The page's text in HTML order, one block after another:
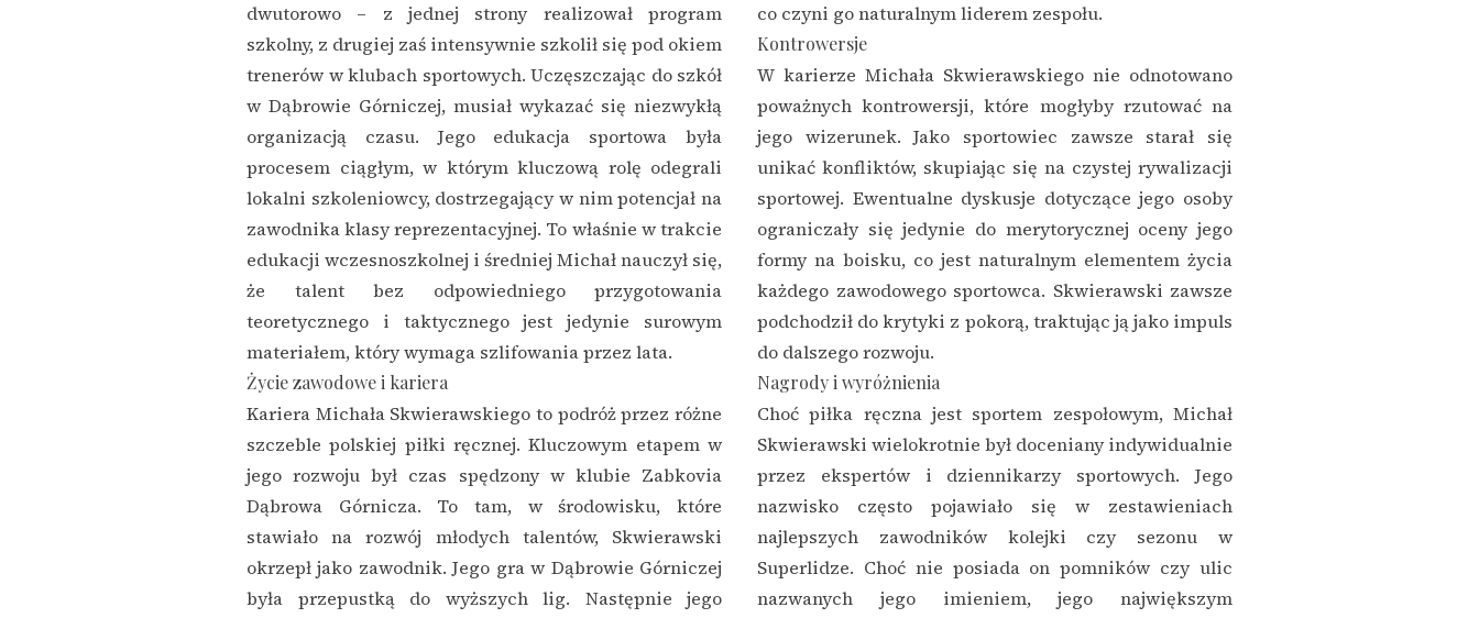
dwutorowo – z jednej strony realizował program
szkolny, z drugiej zaś intensywnie szkolił się pod okiem
trenerów w klubach sportowych. Uczęszczając do szkół
w Dąbrowie Górniczej, musiał wykazać się niezwykłą
organizacją czasu. Jego edukacja sportowa była
procesem ciągłym, w którym kluczową rolę odegrali
lokalni szkoleniowcy, dostrzegający w nim potencjał na
zawodnika klasy reprezentacyjnej. To właśnie w trakcie
edukacji wczesnoszkolnej i średniej Michał nauczył się,
że talent bez odpowiedniego przygotowania
teoretycznego i taktycznego jest jedynie surowym
materiałem, który wymaga szlifowania przez lata.
Życie zawodowe i kariera
Kariera Michała Skwierawskiego to podróż przez różne
szczeble polskiej piłki ręcznej. Kluczowym etapem w
jego rozwoju był czas spędzony w klubie Zabkovia
Dąbrowa Górnicza. To tam, w środowisku, które
stawiało na rozwój młodych talentów, Skwierawski
okrzepł jako zawodnik. Jego gra w Dąbrowie Górniczej
była przepustką do wyższych lig. Następnie jego
co czyni go naturalnym liderem zespołu.
Kontrowersje
W karierze Michała Skwierawskiego nie odnotowano
poważnych kontrowersji, które mogłyby rzutować na
jego wizerunek. Jako sportowiec zawsze starał się
unikać konfliktów, skupiając się na czystej rywalizacji
sportowej. Ewentualne dyskusje dotyczące jego osoby
ograniczały się jedynie do merytorycznej oceny jego
formy na boisku, co jest naturalnym elementem życia
każdego zawodowego sportowca. Skwierawski zawsze
podchodził do krytyki z pokorą, traktując ją jako impuls
do dalszego rozwoju.
Nagrody i wyróżnienia
Choć piłka ręczna jest sportem zespołowym, Michał
Skwierawski wielokrotnie był doceniany indywidualnie
przez ekspertów i dziennikarzy sportowych. Jego
nazwisko często pojawiało się w zestawieniach
najlepszych zawodników kolejki czy sezonu w
Superlidze. Choć nie posiada on pomników czy ulic
nazwanych jego imieniem, jego największym